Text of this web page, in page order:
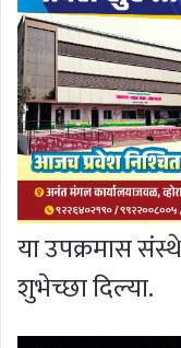
या उपक्रमास
शुभेच्छा दिल्या.